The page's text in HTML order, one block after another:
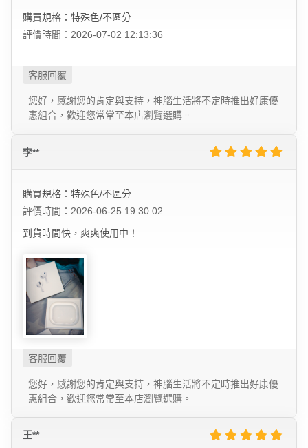
購買規格：特殊色/不區分
評價時間：2026-07-02 12:13:36
您好，感謝您的肯定與支持，神腦生活將不定時推出好康優
惠組合，歡迎您常常至本店瀏覽選購。
李**
購買規格：特殊色/不區分
評價時間：2026-06-25 19:30:02
到貨時間快，爽爽使用中！
您好，感謝您的肯定與支持，神腦生活將不定時推出好康優
惠組合，歡迎您常常至本店瀏覽選購。
王**